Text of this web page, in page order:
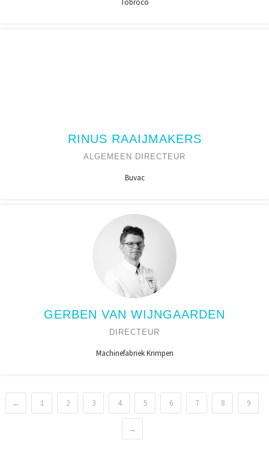
Tobroco
RINUS RAAIJMAKERS
ALGEMEEN DIRECTEUR
Buvac
GERBEN VAN WIJNGAARDEN
DIRECTEUR
Machinefabriek Krimpen
← 1 2 3 4 5 6 7 8 9
→